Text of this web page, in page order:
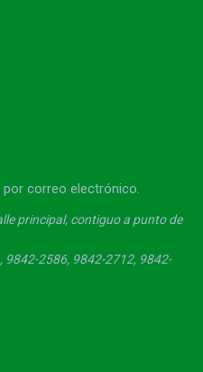
correo electrónico.
principal, contiguo a punto de
2586, 9842-2712, 9842-